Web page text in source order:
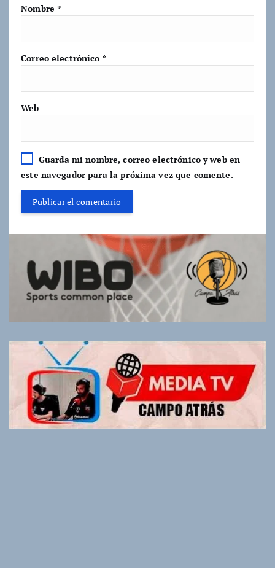
Nombre*
Correo electrónico *
Web
Guarda mi nombre, correo electrónico y web en
este navegador para la próxima vez que comente.